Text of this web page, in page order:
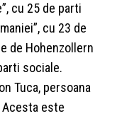
cu 25 de parti
cu 23 de
de Hohenzollern
sociale.
Tuca, persoana
este